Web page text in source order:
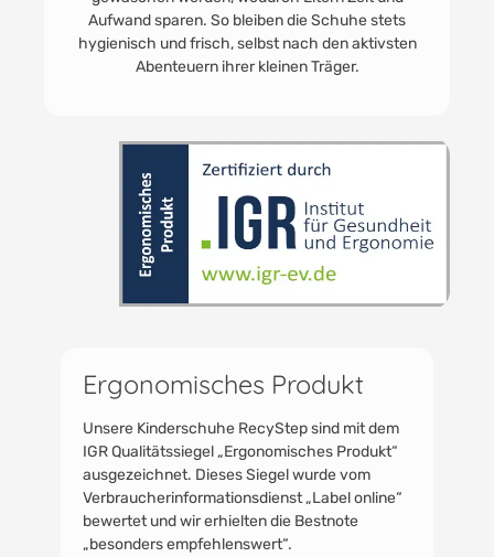
eine nachhaltige und kosteneffiziente Wahl für Eltern.
Ergonomisches Produkt
Unsere Kinderschuhe RecyStep sind mit dem
IGR Qualitätssiegel „Ergonomisches Produkt“
ausgezeichnet. Dieses Siegel wurde vom
Verbraucherinformationsdienst „Label online“
bewertet und wir erhielten die Bestnote
„besonders empfehlenswert“.